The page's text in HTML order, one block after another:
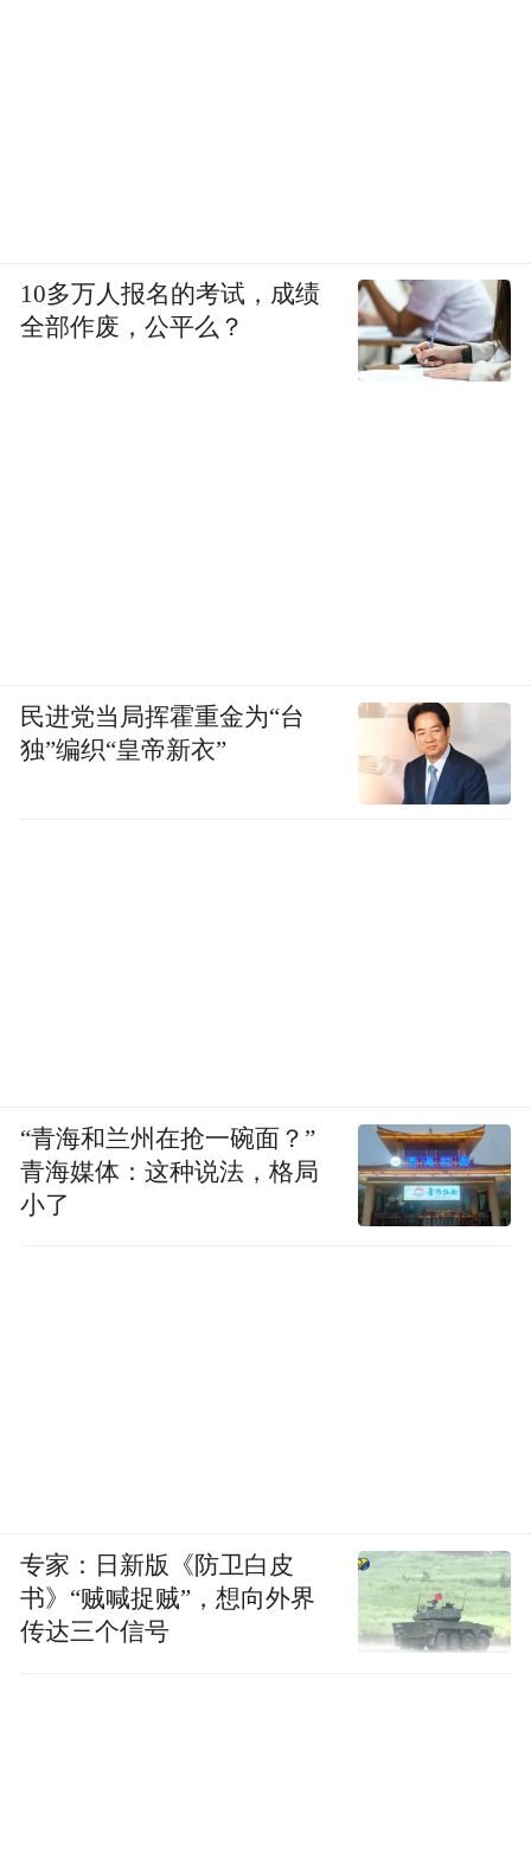
10多万人报名的考试，成绩
全部作废，公平么？
民进党当局挥霍重金为“台
独”编织“皇帝新衣”
“青海和兰州在抢一碗面？”
青海媒体：这种说法，格局
小了
专家：日新版《防卫白皮
书》“贼喊捉贼”，想向外界
传达三个信号